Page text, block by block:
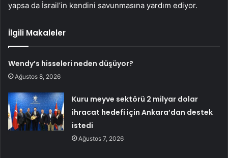
yapsa da İsrail’in kendini savunmasına yardım ediyor.
İlgili Makaleler
Wendy’s hisseleri neden düşüyor?
Ağustos 8, 2026
Kuru meyve sektörü 2 milyar dolar
ihracat hedefi için Ankara’dan destek
istedi
Ağustos 7, 2026